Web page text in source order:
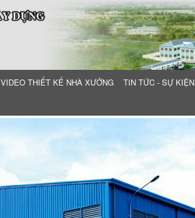
VIDEO THIẾT KẾ NHÀ XƯỞNG TIN TỨC - SỰ KIỆN